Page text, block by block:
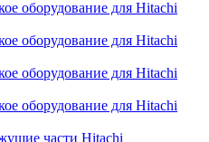
оборудование для Hitachi
оборудование для Hitachi
оборудование для Hitachi
оборудование для Hitachi
части Hitachi